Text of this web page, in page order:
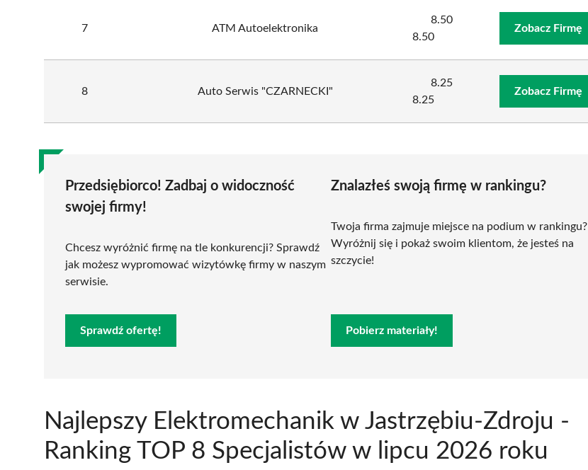
7 ATM Autoelektronika
8.50
8.50
Zobacz Firmę
8 Auto Serwis "CZARNECKI"
8.25
8.25
Zobacz Firmę
Przedsiębiorco! Zadbaj o widoczność
swojej firmy!
Chcesz wyróżnić firmę na tle konkurencji? Sprawdź
jak możesz wypromować wizytówkę firmy w naszym
serwisie.
Sprawdź ofertę!
Znalazłeś swoją firmę w rankingu?
Twoja firma zajmuje miejsce na podium w rankingu?
Wyróżnij się i pokaż swoim klientom, że jesteś na
szczycie!
Pobierz materiały!
Najlepszy Elektromechanik w Jastrzębiu-Zdroju -
Ranking TOP 8 Specjalistów w lipcu 2026 roku